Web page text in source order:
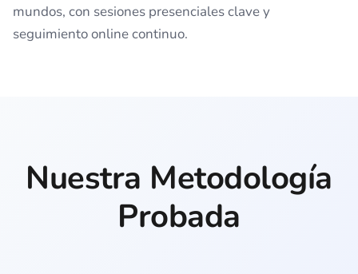
mundos, con sesiones presenciales clave y
seguimiento online continuo.
Nuestra Metodología
Probada